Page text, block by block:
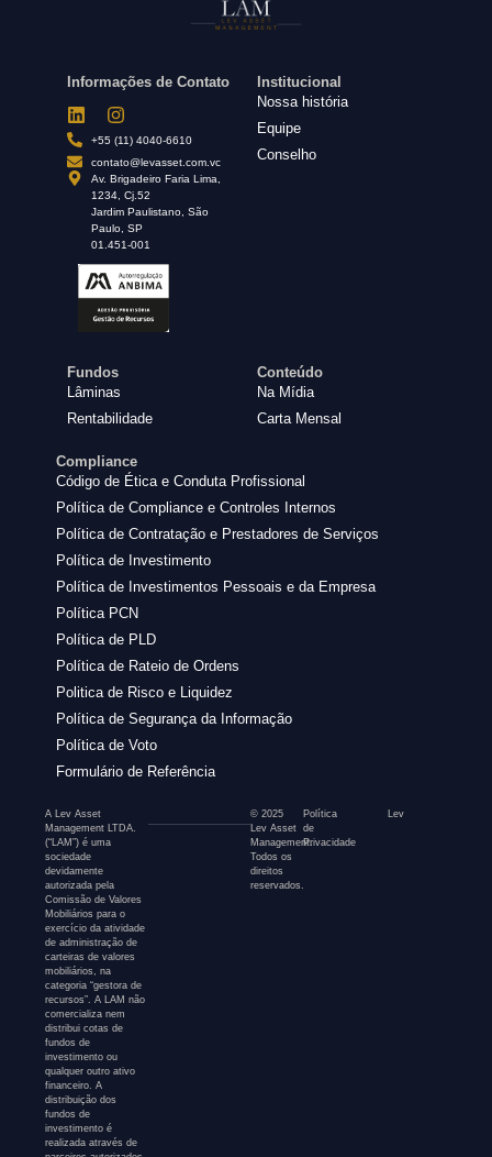
Informações de Contato
+55 (11) 4040-6610
contato@levasset.com.vc
Av. Brigadeiro Faria Lima,
1234, Cj.52
Jardim Paulistano, São
Paulo, SP
01.451-001
Institucional
Nossa história
Equipe
Conselho
Fundos
Lâminas
Rentabilidade
Conteúdo
Na Mídia
Carta Mensal
Compliance
Código de Ética e Conduta Profissional
Política de Compliance e Controles Internos
Política de Contratação e Prestadores de Serviços
Política de Investimento
Política de Investimentos Pessoais e da Empresa
Política PCN
Política de PLD
Política de Rateio de Ordens
Politica de Risco e Liquidez
Política de Segurança da Informação
Política de Voto
Formulário de Referência
A Lev Asset
Management LTDA.
(“LAM”) é uma
sociedade
devidamente
autorizada pela
Comissão de Valores
Mobiliários para o
exercício da atividade
de administração de
carteiras de valores
mobiliários, na
categoria “gestora de
recursos”. A LAM não
comercializa nem
distribui cotas de
fundos de
investimento ou
qualquer outro ativo
financeiro. A
distribuição dos
fundos de
investimento é
realizada através de
© 2025
Lev Asset
Management.
Todos os
direitos
reservados.
Política
de
Privacidade
Lev